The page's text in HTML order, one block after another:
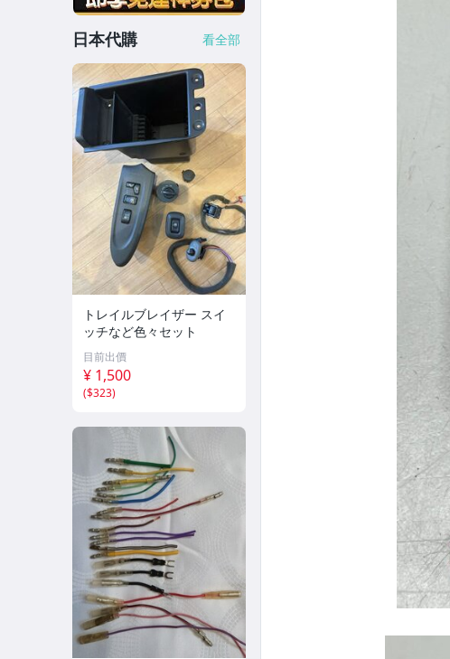
日本代購 看全部
トレイルブレイザー スイ
ッチなど色々セット
目前出價
¥ 1,500
($323)